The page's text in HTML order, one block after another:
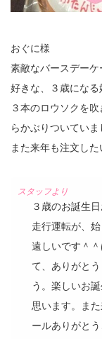
おぐに様
素敵なバースデー
好きな、３歳になる
３本のロウソクを
らかぶりついていま
また来年も注文した
３歳のお誕生
走行運転が、
遠しいです＾
て、ありがと
う。楽しいお
思います。ま
ールありがと